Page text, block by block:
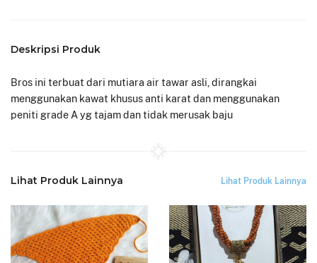
Deskripsi Produk
Bros ini terbuat dari mutiara air tawar asli, dirangkai
menggunakan kawat khusus anti karat dan menggunakan
peniti grade A yg tajam dan tidak merusak baju
Lihat Produk Lainnya Lihat Produk Lainnya